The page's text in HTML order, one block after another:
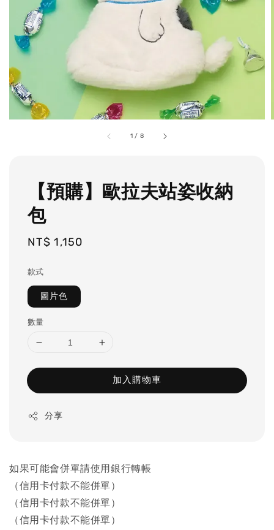
1 / 8
【預購】歐拉夫站姿收納
包
Regular
NT$ 1,150
款式
圖片色
數量
加入購物車
分享
如果可能會併單請使用銀行轉帳
（信用卡付款不能併單）
（信用卡付款不能併單）
（信用卡付款不能併單）